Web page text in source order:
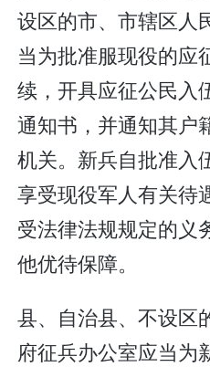
设区的市、市辖区人
当为批准服现役的应
续，开具应征公民入
通知书，并通知其户
机关。新兵自批准入
享受现役军人有关待
受法律法规规定的义
他优待保障。
县、自治县、不设区
府征兵办公室应当为